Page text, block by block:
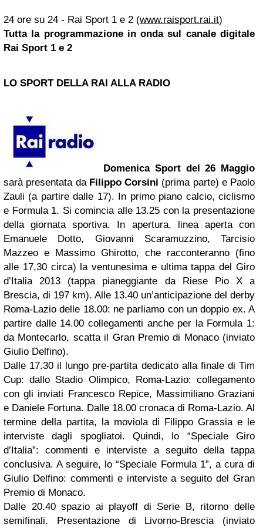
24 ore su 24 - Rai Sport 1 e 2 (www.raisport.rai.it)
Tutta la programmazione in onda sul canale digitale
Rai Sport 1 e 2
LO SPORT DELLA RAI ALLA RADIO
Domenica Sport del 26 Maggio
sarà presentata da Filippo Corsini (prima parte) e Paolo
Zauli (a partire dalle 17). In primo piano calcio, ciclismo
e Formula 1. Si comincia alle 13.25 con la presentazione
della giornata sportiva. In apertura, linea aperta con
Emanuele Dotto, Giovanni Scaramuzzino, Tarcisio
Mazzeo e Massimo Ghirotto, che racconteranno (fino
alle 17,30 circa) la ventunesima e ultima tappa del Giro
d’Italia 2013 (tappa pianeggiante da Riese Pio X a
Brescia, di 197 km). Alle 13.40 un’anticipazione del derby
Roma-Lazio delle 18.00: ne parliamo con un doppio ex. A
partire dalle 14.00 collegamenti anche per la Formula 1:
da Montecarlo, scatta il Gran Premio di Monaco (inviato
Giulio Delfino).
Dalle 17.30 il lungo pre-partita dedicato alla finale di Tim
Cup: dallo Stadio Olimpico, Roma-Lazio: collegamento
con gli inviati Francesco Repice, Massimiliano Graziani
e Daniele Fortuna. Dalle 18.00 cronaca di Roma-Lazio. Al
termine della partita, la moviola di Filippo Grassia e le
interviste dagli spogliatoi. Quindi, lo “Speciale Giro
d’Italia”: commenti e interviste a seguito della tappa
conclusiva. A seguire, lo “Speciale Formula 1”, a cura di
Giulio Delfino: commenti e interviste a seguito del Gran
Premio di Monaco.
Dalle 20.40 spazio ai playoff di Serie B, ritorno delle
semifinali. Presentazione di Livorno-Brescia (inviato